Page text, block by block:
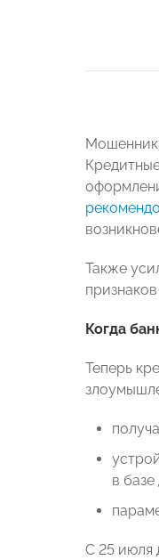
Также
Когда
Теперь
в
С 25 июля